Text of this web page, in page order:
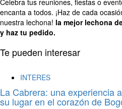
Celebra tus reuniones, fiestas o
encanta a todos. ¡Haz de cada
nuestra lechona! la mejor lechona
y haz tu pedido.
Te pueden interesar
INTERES
La Cabrera: una experiencia
su lugar en el corazón de